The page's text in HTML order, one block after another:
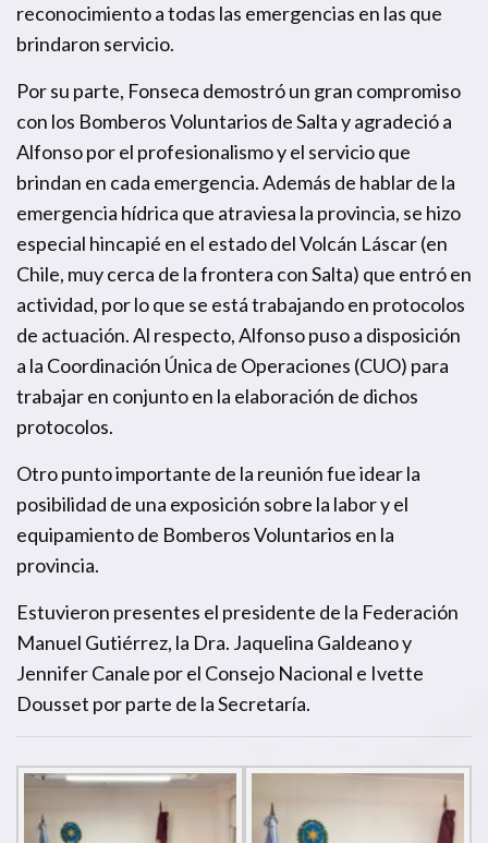
reconocimiento a todas las emergencias en las que
brindaron servicio.
Por su parte, Fonseca demostró un gran compromiso
con los Bomberos Voluntarios de Salta y agradeció a
Alfonso por el profesionalismo y el servicio que
brindan en cada emergencia. Además de hablar de la
emergencia hídrica que atraviesa la provincia, se hizo
especial hincapié en el estado del Volcán Láscar (en
Chile, muy cerca de la frontera con Salta) que entró en
actividad, por lo que se está trabajando en protocolos
de actuación. Al respecto, Alfonso puso a disposición
a la Coordinación Única de Operaciones (CUO) para
trabajar en conjunto en la elaboración de dichos
protocolos.
Otro punto importante de la reunión fue idear la
posibilidad de una exposición sobre la labor y el
equipamiento de Bomberos Voluntarios en la
provincia.
Estuvieron presentes el presidente de la Federación
Manuel Gutiérrez, la Dra. Jaquelina Galdeano y
Jennifer Canale por el Consejo Nacional e Ivette
Dousset por parte de la Secretaría.